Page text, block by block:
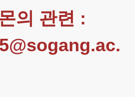
의 관련 :